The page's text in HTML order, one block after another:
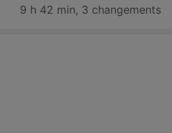
9 h 42 min, 3 changements